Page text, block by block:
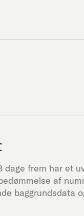
dage frem har et
af
baggrundsdata